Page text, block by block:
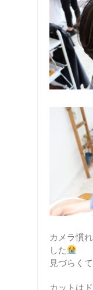
カメラ慣
した
見づらく
カットは